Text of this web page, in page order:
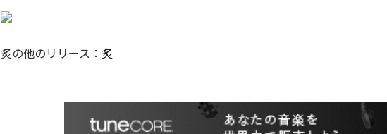
炙の他のリリース： 炙